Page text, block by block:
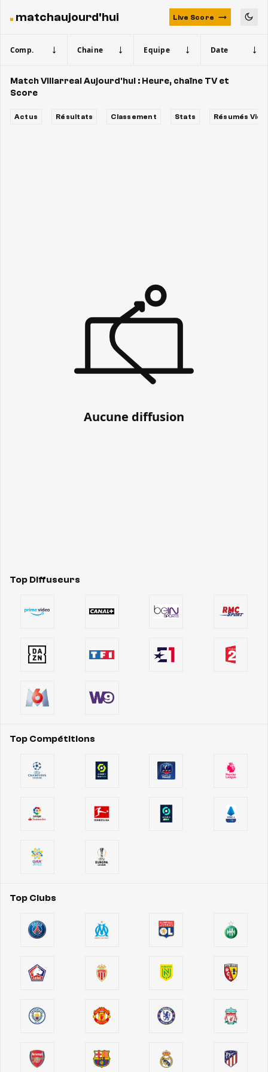
matchaujourd'hui Live Score
Comp. Chaine Equipe Date
Match Villarreal Aujourd'hui : Heure, chaîne TV et
Score
Actus Résultats Classement Stats Résumés
Aucune diffusion
Top Diffuseurs
Top Compétitions
Top Clubs